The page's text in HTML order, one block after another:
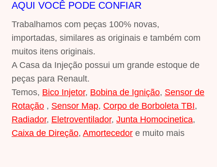
AQUI VOCÊ PODE CONFIAR
Trabalhamos com peças 100% novas,
importadas, similares as originais e também com
muitos itens originais.
A Casa da Injeção possui um grande estoque de
peças para Renault.
Temos, Bico Injetor, Bobina de Ignição, Sensor de
Rotação , Sensor Map, Corpo de Borboleta TBI,
Radiador, Eletroventilador, Junta Homocinetica,
Caixa de Direção, Amortecedor e muito mais